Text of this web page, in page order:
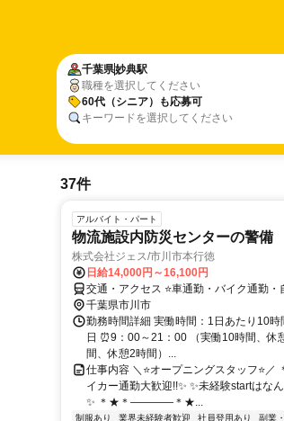
千葉県妙典駅
職種を選択してください
60代（シニア）も応募可
キーワードを選択してください
37件
アルバイト・パート
物流施設内防災センターの警備
株式会社ジェス/市川市本行徳
日給14,000円～16,100円
交通・アクセス ⭐車通勤・バイク通勤・
千葉県市川市
勤務時間詳細 実働時間：1日あたり10
日 ⏰9：00～21：00 （実働10時間、
間、休憩2時間）...
仕事内容 ＼⭐オープニングスタッ
イカー通勤大歓迎!!✨ ✨未経験startはな
✨ ＊★＊――――＊★...
制服あり 業界未経験者歓迎 社員登用あり 副業